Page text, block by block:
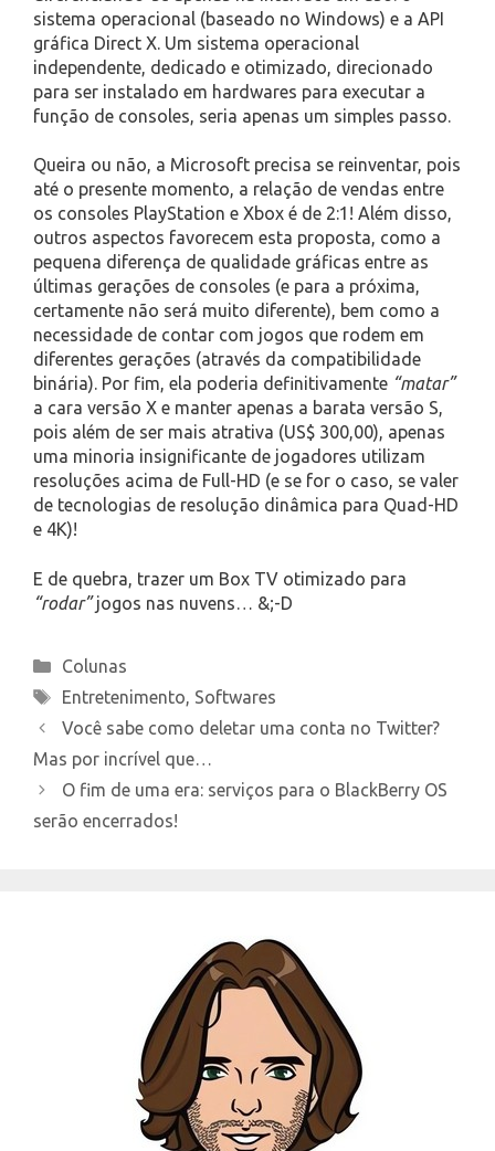
sistema operacional (baseado no Windows) e a API
gráfica Direct X. Um sistema operacional
independente, dedicado e otimizado, direcionado
para ser instalado em hardwares para executar a
função de consoles, seria apenas um simples passo.
Queira ou não, a Microsoft precisa se reinventar, pois
até o presente momento, a relação de vendas entre
os consoles PlayStation e Xbox é de 2:1! Além disso,
outros aspectos favorecem esta proposta, como a
pequena diferença de qualidade gráficas entre as
últimas gerações de consoles (e para a próxima,
certamente não será muito diferente), bem como a
necessidade de contar com jogos que rodem em
diferentes gerações (através da compatibilidade
binária). Por fim, ela poderia definitivamente “matar”
a cara versão X e manter apenas a barata versão S,
pois além de ser mais atrativa (US$ 300,00), apenas
uma minoria insignificante de jogadores utilizam
resoluções acima de Full-HD (e se for o caso, se valer
de tecnologias de resolução dinâmica para Quad-HD
e 4K)!
E de quebra, trazer um Box TV otimizado para
“rodar”jogos nas nuvens… &;-D
Categories
Colunas
Tags
Entretenimento, Softwares
Você sabe como deletar uma conta no Twitter?
Mas por incrível que…
O fim de uma era: serviços para o BlackBerry OS
serão encerrados!